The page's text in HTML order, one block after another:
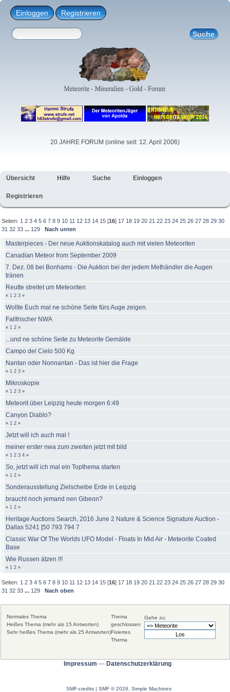
Einloggen Registrieren
20 JAHRE FORUM (online seit: 12. April 2006)
Übersicht Hilfe Suche Einloggen
Registrieren
Seiten: 1 2 3 4 5 6 7 8 9 10 11 12 13 14 15 [16] 17 18 19 20 21 22 23 24 25 26 27 28 29 30
31 32 33 ... 129 Nach unten
Masterpieces - Der neue Auktionskatalog auch mit vielen Meteoriten
Canadian Meteor from September 2009
7. Dez. 08 bei Bonhams - Die Auktion bei der jedem Methändler die Augen
tränen
Reutte streitet um Meteoriten
« 1 2 3 »
Wollte Euch mal ne schöne Seite fürs Auge zeigen.
Fallfrischer NWA
« 1 2 »
...und ne schöne Seite zu Meteorite Gemälde
Campo del Cielo 500 Kg
Nantan oder Nonnantan - Das ist hier die Frage
« 1 2 3 »
Mikroskopie
« 1 2 3 »
Meteorit über Leipzig heute morgen 6:49
Canyon Diablo?
« 1 2 »
Jetzt will ich auch mal !
meiner erster nwa zum zweiten jetzt mit bild
« 1 2 3 4 »
So, jetzt will ich mal ein Topthema starten
« 1 2 »
Sonderausstellung Zielscheibe Erde in Leipzig
braucht noch jemand nen Gibeon?
« 1 2 »
Heritage Auctions Search, 2016 June 2 Nature & Science Signature Auction -
Dallas 5241 [50 793 794 7
Classic War Of The Worlds UFO Model - Floats In Mid Air - Meteorite Coated
Base
Wie Russen ätzen !!!
« 1 2 »
Seiten: 1 2 3 4 5 6 7 8 9 10 11 12 13 14 15 [16] 17 18 19 20 21 22 23 24 25 26 27 28 29 30
31 32 33 ... 129 Nach oben
Gehe zu:
Normales Thema
Heißes Thema (mehr als 15 Antworten)
Sehr heißes Thema (mehr als 25 Antworten)
Thema
geschlossen
Fixiertes
Thema
Impressum --- Datenschutzerklärung
SMF-credits | SMF © 2026 Simple Machines